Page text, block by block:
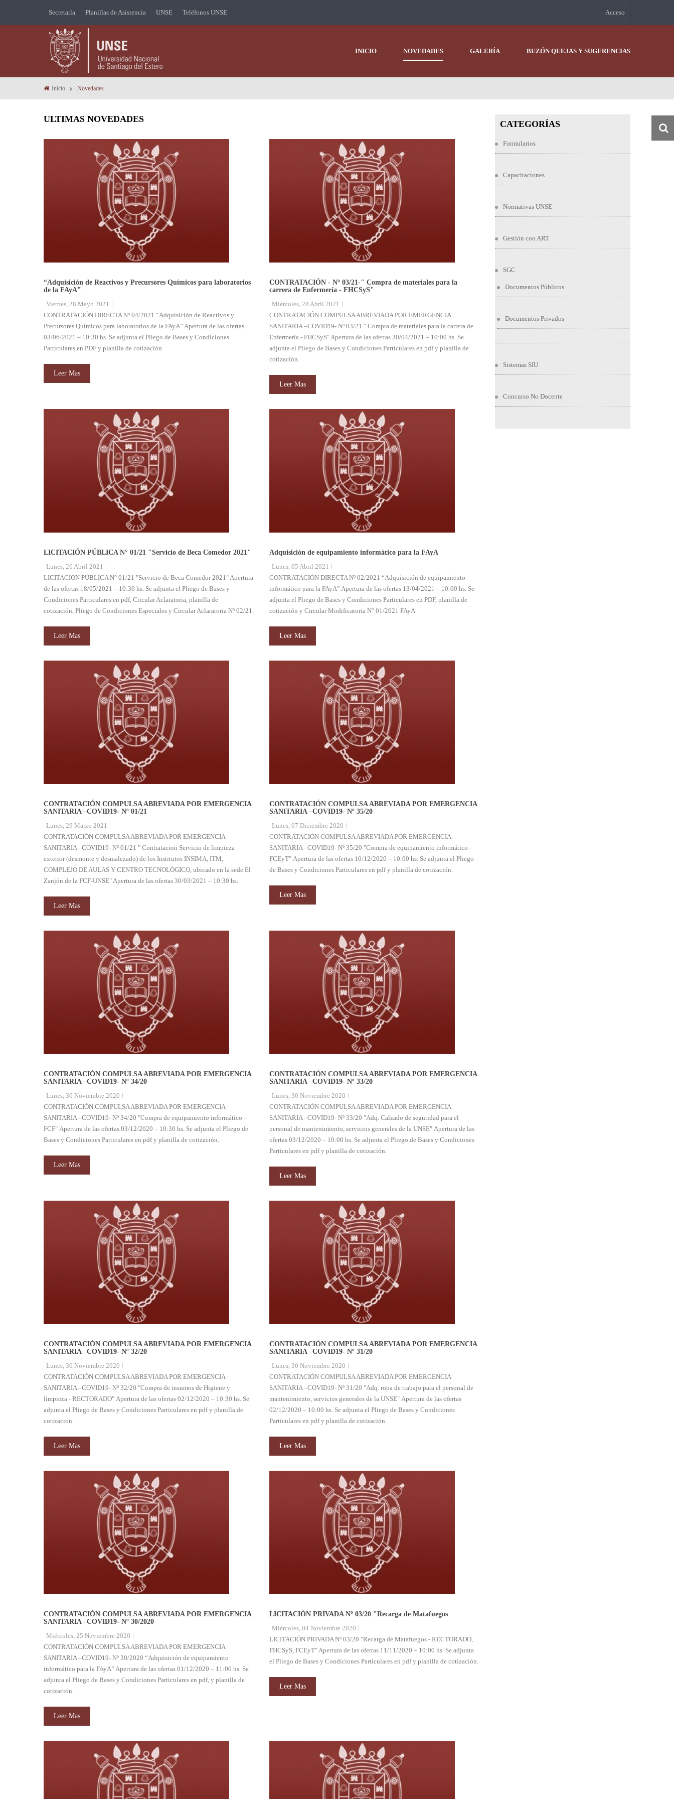
Secretaría Planillas de Asistencia UNSE Teléfonos UNSE Acceso
INICIO NOVEDADES GALERÍA BUZÓN QUEJAS Y SUGERENCIAS
Inicio Novedades
ULTIMAS NOVEDADES
“Adquisición de Reactivos y Precursores Químicos para laboratorios
de la FAyA”
Viernes, 28 Mayo 2021
CONTRATACIÓN DIRECTA Nº 04/2021 “Adquisición de Reactivos y
Precursores Químicos para laboratorios de la FAyA” Apertura de las ofertas
03/06/2021 – 10:30 hs. Se adjunta el Pliego de Bases y Condiciones
Particulares en PDF y planilla de cotización.
Leer Mas
CONTRATACIÓN - Nº 03/21-" Compra de materiales para la
carrera de Enfermería - FHCSyS"
Miércoles, 28 Abril 2021
CONTRATACIÓN COMPULSA ABREVIADA POR EMERGENCIA
SANITARIA –COVID19- Nº 03/21 " Compra de materiales para la carrera de
Enfermería - FHCSyS" Apertura de las ofertas 30/04/2021 – 10:00 hs. Se
adjunta el Pliego de Bases y Condiciones Particulares en pdf y planilla de
cotización.
Leer Mas
LICITACIÓN PÚBLICA N° 01/21 "Servicio de Beca Comedor 2021"
Lunes, 26 Abril 2021
LICITACIÓN PÚBLICA N° 01/21 "Servicio de Beca Comedor 2021" Apertura
de las ofertas 18/05/2021 – 10:30 hs. Se adjunta el Pliego de Bases y
Condiciones Particulares en pdf, Circular Aclaratoria, planilla de
cotización, Pliego de Condiciones Especiales y Circular Aclaratoria Nº 02/21.
Leer Mas
Adquisición de equipamiento informático para la FAyA
Lunes, 05 Abril 2021
CONTRATACIÓN DIRECTA Nº 02/2021 “Adquisición de equipamiento
informático para la FAyA” Apertura de las ofertas 13/04/2021 – 10:00 hs. Se
adjunta el Pliego de Bases y Condiciones Particulares en PDF, planilla de
cotización y Circular Modificatoria N° 01/2021 FAyA
Leer Mas
CONTRATACIÓN COMPULSA ABREVIADA POR EMERGENCIA
SANITARIA –COVID19- Nº 01/21
Lunes, 29 Marzo 2021
CONTRATACIÓN COMPULSA ABREVIADA POR EMERGENCIA
SANITARIA –COVID19- Nº 01/21 " Contratacion Servicio de limpieza
exterior (desmonte y desmalezado) de los Institutos INSIMA, ITM,
COMPLEJO DE AULAS Y CENTRO TECNOLÓGICO, ubicado en la sede El
Zanjón de la FCF-UNSE" Apertura de las ofertas 30/03/2021 – 10:30 hs.
Leer Mas
CONTRATACIÓN COMPULSA ABREVIADA POR EMERGENCIA
SANITARIA –COVID19- Nº 35/20
Lunes, 07 Diciembre 2020
CONTRATACIÓN COMPULSA ABREVIADA POR EMERGENCIA
SANITARIA –COVID19- Nº 35/20 "Compra de equipamiento informático -
FCEyT" Apertura de las ofertas 10/12/2020 – 10:00 hs. Se adjunta el Pliego
de Bases y Condiciones Particulares en pdf y planilla de cotización.
Leer Mas
CONTRATACIÓN COMPULSA ABREVIADA POR EMERGENCIA
SANITARIA –COVID19- Nº 34/20
Lunes, 30 Noviembre 2020
CONTRATACIÓN COMPULSA ABREVIADA POR EMERGENCIA
SANITARIA –COVID19- Nº 34/20 "Compra de equipamiento informático -
FCF" Apertura de las ofertas 03/12/2020 – 10:30 hs. Se adjunta el Pliego de
Bases y Condiciones Particulares en pdf y planilla de cotización.
Leer Mas
CONTRATACIÓN COMPULSA ABREVIADA POR EMERGENCIA
SANITARIA –COVID19- Nº 33/20
Lunes, 30 Noviembre 2020
CONTRATACIÓN COMPULSA ABREVIADA POR EMERGENCIA
SANITARIA –COVID19- Nº 33/20 "Adq. Calzado de seguridad para el
personal de mantenimiento, servicios generales de la UNSE" Apertura de las
ofertas 03/12/2020 – 10:00 hs. Se adjunta el Pliego de Bases y Condiciones
Particulares en pdf y planilla de cotización.
Leer Mas
CONTRATACIÓN COMPULSA ABREVIADA POR EMERGENCIA
SANITARIA –COVID19- Nº 32/20
Lunes, 30 Noviembre 2020
CONTRATACIÓN COMPULSA ABREVIADA POR EMERGENCIA
SANITARIA –COVID19- Nº 32/20 "Compra de insumos de Higiene y
limpieza - RECTORADO" Apertura de las ofertas 02/12/2020 – 10:30 hs. Se
adjunta el Pliego de Bases y Condiciones Particulares en pdf y planilla de
cotización.
Leer Mas
CONTRATACIÓN COMPULSA ABREVIADA POR EMERGENCIA
SANITARIA –COVID19- Nº 31/20
Lunes, 30 Noviembre 2020
CONTRATACIÓN COMPULSA ABREVIADA POR EMERGENCIA
SANITARIA –COVID19- Nº 31/20 "Adq. ropa de trabajo para el personal de
mantenimiento, servicios generales de la UNSE" Apertura de las ofertas
02/12/2020 – 10:00 hs. Se adjunta el Pliego de Bases y Condiciones
Particulares en pdf y planilla de cotización.
Leer Mas
CONTRATACIÓN COMPULSA ABREVIADA POR EMERGENCIA
SANITARIA –COVID19- Nº 30/2020
Miércoles, 25 Noviembre 2020
CONTRATACIÓN COMPULSA ABREVIADA POR EMERGENCIA
SANITARIA –COVID19- Nº 30/2020 “Adquisición de equipamiento
informático para la FAyA” Apertura de las ofertas 01/12/2020 – 11:00 hs. Se
adjunta el Pliego de Bases y Condiciones Particulares en pdf, y planilla de
cotización.
Leer Mas
LICITACIÓN PRIVADA Nº 03/20 "Recarga de Matafuegos
Miércoles, 04 Noviembre 2020
LICITACIÓN PRIVADA Nº 03/20 "Recarga de Matafuegos - RECTORADO,
FHCSyS, FCEyT" Apertura de las ofertas 11/11/2020 – 10:00 hs. Se adjunta
el Pliego de Bases y Condiciones Particulares en pdf y planilla de cotización.
Leer Mas
CATEGORÍAS
Formularios
Capacitaciones
Normativas UNSE
Gestión con ART
SGC
Documentos Públicos
Documentos Privados
Sistemas SIU
Concurso No Docente